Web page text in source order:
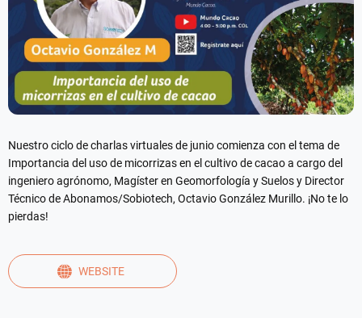
Nuestro ciclo de charlas virtuales de junio comienza con el tema de
Importancia del uso de micorrizas en el cultivo de cacao a cargo del
ingeniero agrónomo, Magíster en Geomorfología y Suelos y Director
Técnico de Abonamos/Sobiotech, Octavio González Murillo. ¡No te lo
pierdas!
WEBSITE